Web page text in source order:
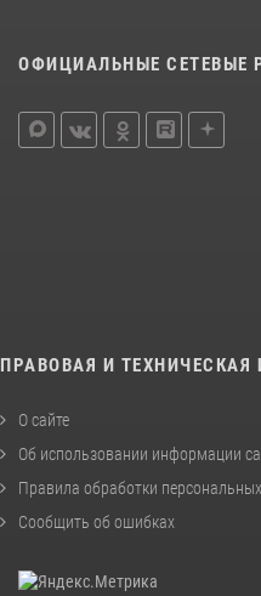
ОФИЦИАЛЬНЫЕ СЕТЕВЫЕ
ПРАВОВАЯ И
О сайте
Об использовании информации
Правила обработки
Сообщить об ошибках